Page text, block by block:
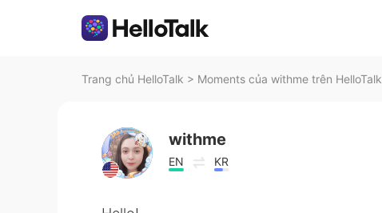
Trang chủ HelloTalk > Moments của withme trên HelloTalk
withme
EN KR